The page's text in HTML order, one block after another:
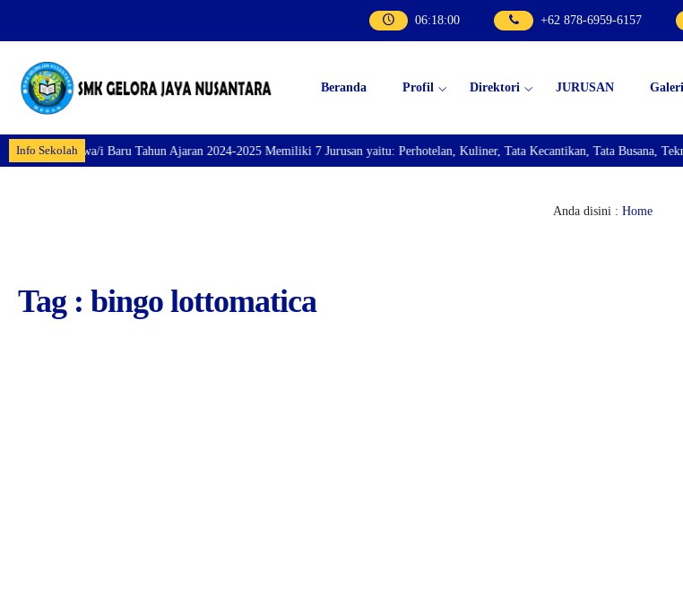
06:18:01 +62 878-6959-6157
Beranda Profil Direktori JURUSAN Galeri
Info Sekolah
Siswa/i Baru Tahun Ajaran 2024-2025 Memiliki 7 Jurusan yaitu: Perhotelan, Kuliner, Tata Kecantikan, Tata Busana,
Anda disini : Home
Tag : bingo lottomatica